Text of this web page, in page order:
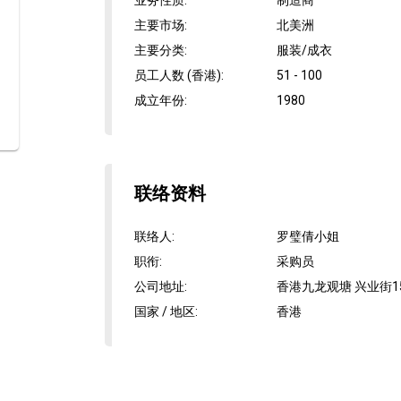
主要市场:
北美洲
主要分类:
服装/成衣
员工人数 (香港):
51 - 100
成立年份: 1980
联络资料
联络人:
罗璧倩小姐
职衔:
采购员
公司地址:
香港九龙观塘 兴业街
国家 / 地区: 香港